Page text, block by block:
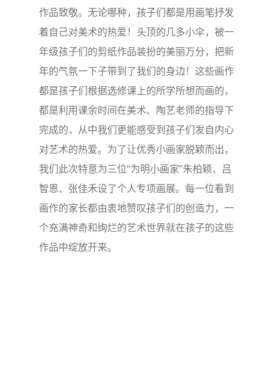
作品致敬。无论哪种，孩子们都是用画笔抒发
着自己对美术的热爱！头顶的几多小伞，被一
年级孩子们的剪纸作品装扮的美丽万分，把新
年的气氛一下子带到了我们的身边！这些画作
都是孩子们根据选修课上的所学所想而画的，
都是利用课余时间在美术、陶艺老师的指导下
完成的，从中我们更能感受到孩子们发自内心
对艺术的热爱。为了让优秀小画家脱颖而出，
我们此次特意为三位“为明小画家”朱柏颖、吕
智恩、张佳禾设了个人专项画展。每一位看到
画作的家长都由衷地赞叹孩子们的创造力，一
个充满神奇和绚烂的艺术世界就在孩子的这些
作品中绽放开来。